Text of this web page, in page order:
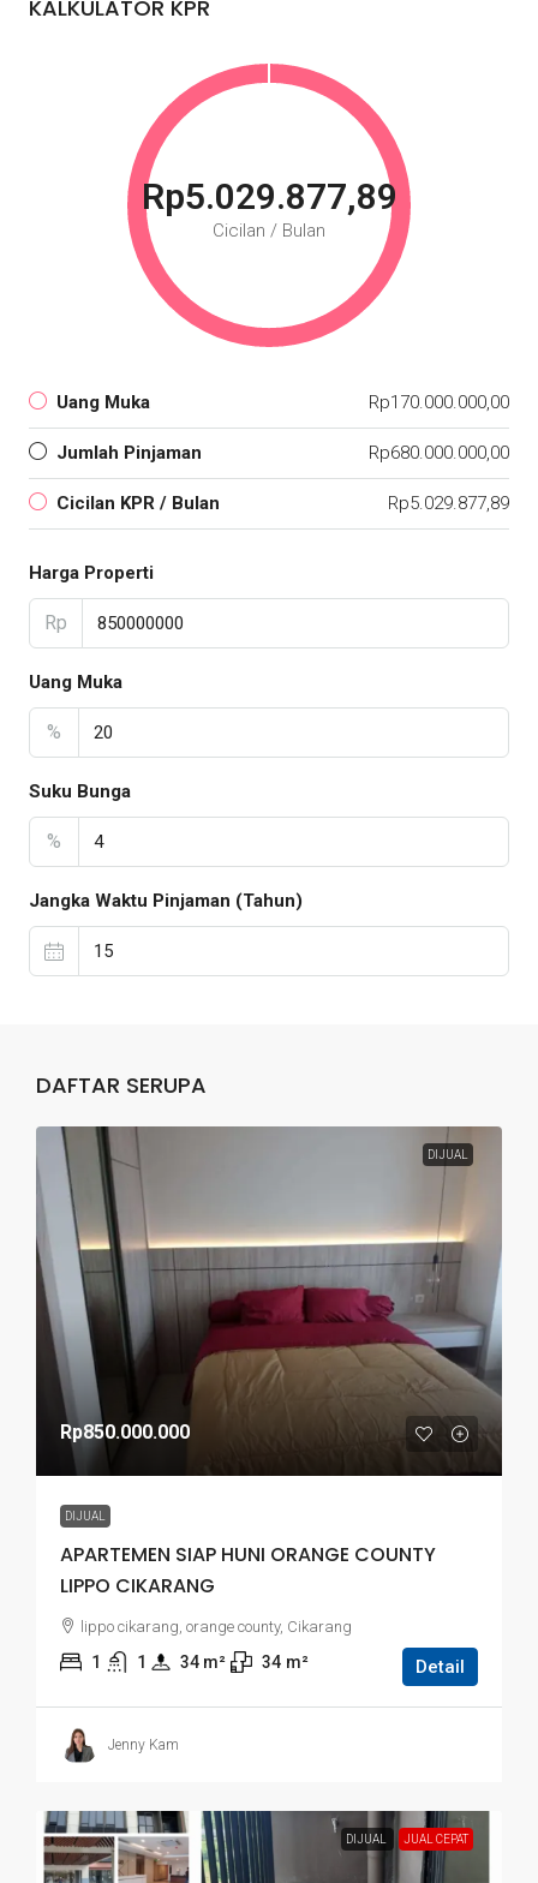
KALKULATOR KPR
Rp5.029.877,89
Cicilan / Bulan
Uang Muka Rp170.000.000,00
Jumlah Pinjaman Rp680.000.000,00
Cicilan KPR / Bulan Rp5.029.877,89
Harga Properti
Rp
Uang Muka
%
Suku Bunga
%
Jangka Waktu Pinjaman (Tahun)
DAFTAR SERUPA
DIJUAL
Rp850.000.000
DIJUAL
APARTEMEN SIAP HUNI ORANGE COUNTY
LIPPO CIKARANG
lippo cikarang, orange county, Cikarang
1 1 34 m² 34 m² Detail
Jenny Kam
DIJUAL JUAL CEPAT